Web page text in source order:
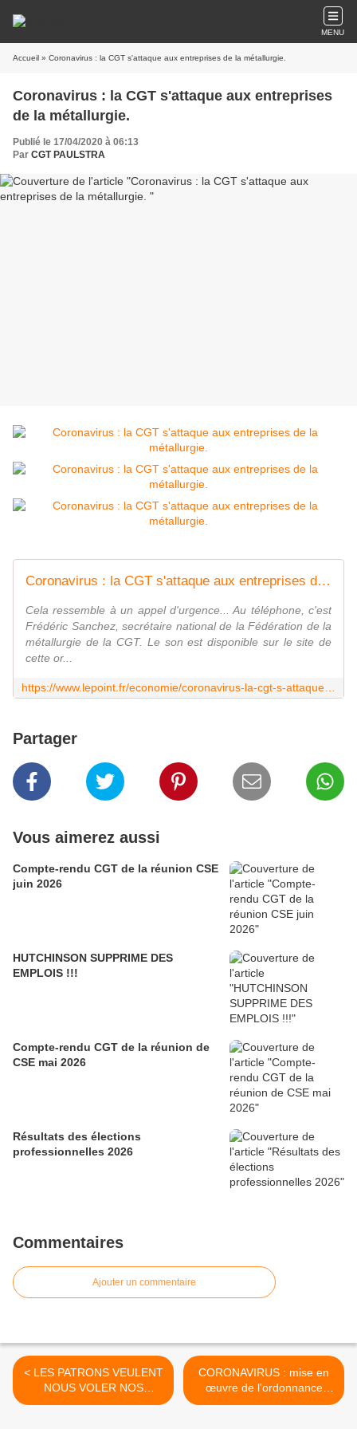
MENU
Accueil » Coronavirus : la CGT s'attaque aux entreprises de la métallurgie.
Coronavirus : la CGT s'attaque aux entreprises
de la métallurgie.
Publié le 17/04/2020 à 06:13
Par CGT PAULSTRA
Coronavirus : la CGT s'attaque aux entreprises de la métallurgie
Cela ressemble à un appel d'urgence... Au téléphone, c'est
Frédéric Sanchez, secrétaire national de la Fédération de la
métallurgie de la CGT. Le son est disponible sur le site de
cette or...
Partager
Vous aimerez aussi
Compte-rendu CGT de la réunion CSE
juin 2026
HUTCHINSON SUPPRIME DES
EMPLOIS !!!
Compte-rendu CGT de la réunion de
CSE mai 2026
Résultats des élections
professionnelles 2026
Commentaires
Ajouter un commentaire
< LES PATRONS VEULENT
NOUS VOLER NOS
CONGÉS, NOS JOURS
CORONAVIRUS : mise en
œuvre de l'ordonnance
relative aux congés payés.